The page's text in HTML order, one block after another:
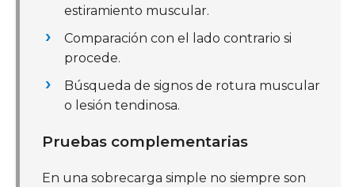
estiramiento muscular.
Comparación con el lado contrario si
procede.
Búsqueda de signos de rotura muscular
o lesión tendinosa.
Pruebas complementarias
En una sobrecarga simple no siempre son